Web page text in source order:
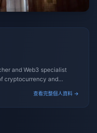
and Web3 specialist
cryptocurrency and
查看完整個人資料 →